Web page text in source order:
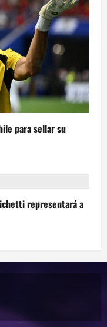
para sellar su
representará a